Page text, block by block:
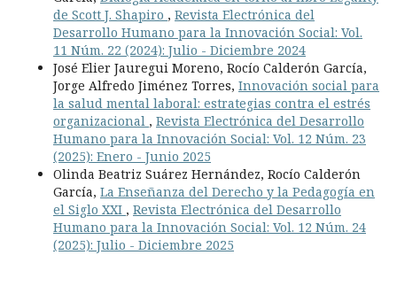
de Scott J. Shapiro , Revista Electrónica del
Desarrollo Humano para la Innovación Social: Vol.
11 Núm. 22 (2024): Julio - Diciembre 2024
José Elier Jauregui Moreno, Rocío Calderón García,
Jorge Alfredo Jiménez Torres, Innovación social para
la salud mental laboral: estrategias contra el estrés
organizacional , Revista Electrónica del Desarrollo
Humano para la Innovación Social: Vol. 12 Núm. 23
(2025): Enero - Junio 2025
Olinda Beatriz Suárez Hernández, Rocío Calderón
García, La Enseñanza del Derecho y la Pedagogía en
el Siglo XXI , Revista Electrónica del Desarrollo
Humano para la Innovación Social: Vol. 12 Núm. 24
(2025): Julio - Diciembre 2025